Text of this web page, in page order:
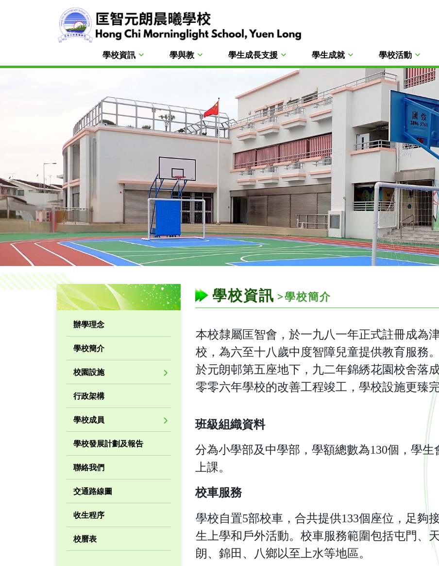
學校資訊 學與教 學生成長支援 學生成就 學校活動
辦學理念
學校簡介
校園設施
行政架構
學校成員
學校發展計劃及報告
聯絡我們
交通路線圖
收生程序
校曆表
學校資訊 >學校簡介
本校隸屬匡智會，於一九八一年正式註冊成為
校，為六至十八歲中度智障兒童提供教育服務
於元朗邨第五座地下，九二年錦綉花園校舍落
零零六年學校的改善工程竣工，學校設施更臻完
班級組織資料
分為小學部及中學部，學額總數為130個，學
上課。
校車服務
學校自置5部校車，合共提供133個座位，足夠
生上學和戶外活動。校車服務範圍包括屯門、
朗、錦田、八鄉以至上水等地區。